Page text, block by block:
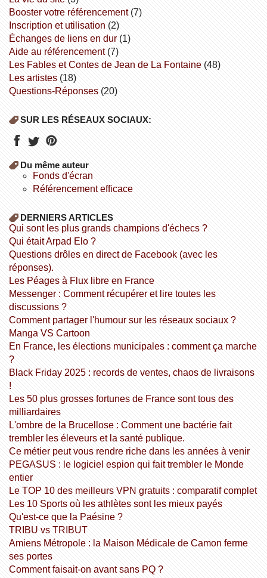
booster votre référencement(7)
inscription et utilisation (2)
échanges de liens en dur(1)
aide au référencement(7)
Les Fables et Contes de Jean de La Fontaine(48)
Les artistes(18)
Questions-Réponses(20)
SUR LES RÉSEAUX SOCIAUX:
Du même auteur
fonds d'écran
référencement efficace
DERNIERS ARTICLES
Qui sont les plus grands champions d'échecs ?
Qui était Arpad Elo ?
Questions drôles en direct de Facebook (avec les
réponses).
Les Péages à Flux libre en France
Messenger : Comment récupérer et lire toutes les
discussions ?
Comment partager l'humour sur les réseaux sociaux ?
Manga VS Cartoon
En France, les élections municipales : comment ça marche
?
Black Friday 2025 : records de ventes, chaos de livraisons
!
Les 50 plus grosses fortunes de France sont tous des
milliardaires
L'ombre de la Brucellose : Comment une bactérie fait
trembler les éleveurs et la santé publique.
Ce métier peut vous rendre riche dans les années à venir
PEGASUS : le logiciel espion qui fait trembler le Monde
entier
Le TOP 10 des meilleurs VPN gratuits : comparatif complet
Les 10 Sports où les athlètes sont les mieux payés
Qu'est-ce que la Paésine ?
TRIBU vs TRIBUT
Amiens Métropole : la Maison Médicale de Camon ferme
ses portes
Comment faisait-on avant sans PQ ?